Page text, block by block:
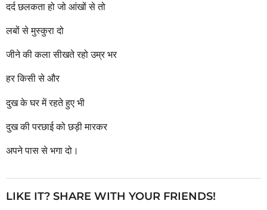
2
a
s
g
o
दर्द छलकता हो जो आंखों से तो
लबों से मुस्कुरा दो
जीने की कला सीखते रहो उम्र भर
हर किसी से और
दुख के घर में रहते हुए भी
दुख की परछाई को छड़ी मारकर
अपने पास से भगा दो।
LIKE IT? SHARE WITH YOUR FRIENDS!